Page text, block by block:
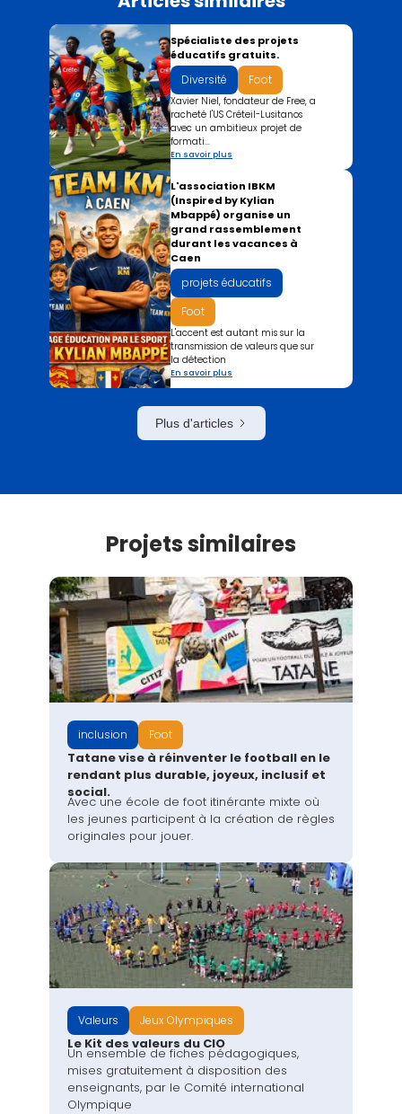
Spécialiste des projets
éducatifs gratuits.
Diversité Foot
Xavier Niel, fondateur de Free, a
racheté l'US Créteil-Lusitanos
avec un ambitieux projet de
formati...
En savoir plus
L'association IBKM
(Inspired by Kylian
Mbappé) organise un
grand rassemblement
durant les vacances à
Caen
projets éducatifs
Foot
L'accent est autant mis sur la
transmission de valeurs que sur
la détection
En savoir plus
Plus d'articles
Projets similaires
inclusion Foot
Tatane vise à réinventer le football en le
rendant plus durable, joyeux, inclusif et
social.
Avec une école de foot itinérante mixte où
les jeunes participent à la création de règles
originales pour jouer.
Valeurs Jeux Olympiques
Le Kit des valeurs du CIO
Un ensemble de fiches pédagogiques,
mises gratuitement à disposition des
enseignants, par le Comité international
Olympique